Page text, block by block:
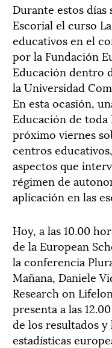
Durante estos días
Escorial el curso
educativos en el
por la Fundación
Educación dentro
la Universidad
En esta ocasión,
Educación de toda
próximo viernes
centros
aspectos que
régimen de
aplicación en las
Hoy, a las 10.00
de la European
la conferencia
Mañana, Daniele
Research on
presenta a las
de los resultados
estadísticas